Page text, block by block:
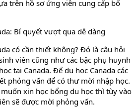
trên hồ sơ ứng viên cung cấp bổ
Bí quyết vượt qua dễ dàng
có cần thiết không? Đó là câu hỏi
viên cũng như các bậc phụ huynh
tại Canada. Để du học Canada các
phỏng vấn để có thư mời nhập học.
xin học bổng du học thì tùy vào
sẽ được mời phỏng vấn.